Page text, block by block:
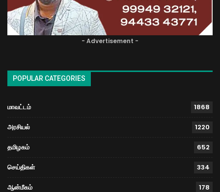
- Advertisement -
POPULAR CATEGORIES
மாவட்டம் 1868
அரசியல் 1220
தமிழகம் 652
செய்திகள் 334
ஆன்மீகம் 178